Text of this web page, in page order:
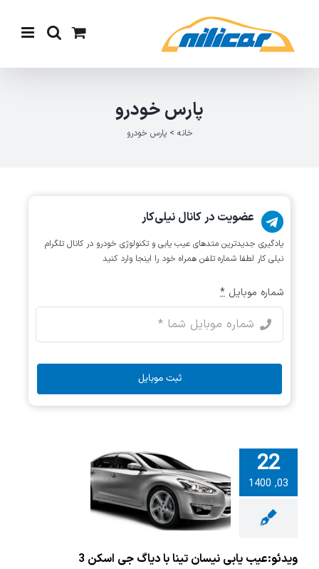
content
پارس خودرو
خانه >پارس خودرو
22
03, 1400
یابی
با دیاگ
ویدئو:عیب یابی نیسان تینا با دیاگ جی اسکن 3
عضویت در کانال نیلی‌کار
یادگیری جدیدترین متد‌های عیب یابی‌ و تکنولوژی خودرو در کانال تلگرام
نیلی کار لطفا شماره تلفن همراه خود را اینجا وارد کنید
شماره موبایل *
ثبت موبایل